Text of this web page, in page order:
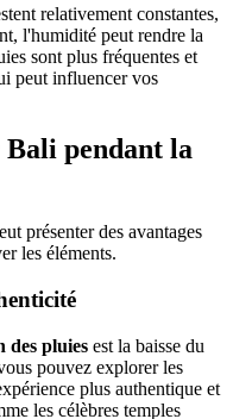
relativement constantes,
l'humidité peut rendre la
sont plus fréquentes et
peut influencer vos
Bali pendant la
présenter des avantages
les éléments.
des pluies est la baisse du
pouvez explorer les
plus authentique et
les célèbres temples